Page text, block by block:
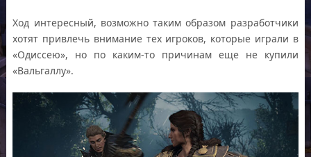
Ход интересный, возможно таким образом разработчики
хотят привлечь внимание тех игроков, которые играли в
«Одиссею», но по каким-то причинам еще не купили
«Вальгаллу».